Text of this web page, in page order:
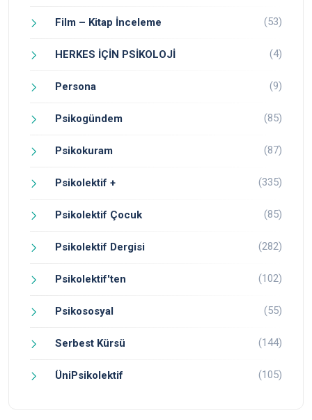
Film – Kitap İnceleme (53)
HERKES İÇİN PSİKOLOJİ (4)
Persona (9)
Psikogündem (85)
Psikokuram (87)
Psikolektif + (335)
Psikolektif Çocuk (85)
Psikolektif Dergisi (282)
Psikolektif'ten (102)
Psikososyal (55)
Serbest Kürsü (144)
ÜniPsikolektif (105)